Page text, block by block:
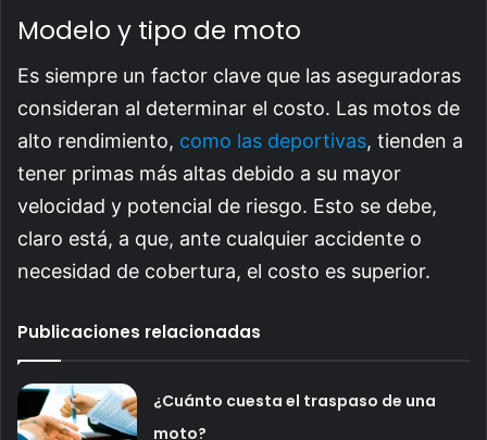
Modelo y tipo de moto
Es siempre un factor clave que las aseguradoras
consideran al determinar el costo. Las motos de
alto rendimiento, como las deportivas, tienden a
tener primas más altas debido a su mayor
velocidad y potencial de riesgo. Esto se debe,
claro está, a que, ante cualquier accidente o
necesidad de cobertura, el costo es superior.
Publicaciones relacionadas
¿Cuánto cuesta el traspaso de una
moto?